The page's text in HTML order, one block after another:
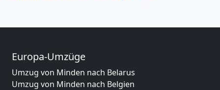
Europa-Umzüge
Umzug von Minden nach Belarus
Umzug von Minden nach Belgien